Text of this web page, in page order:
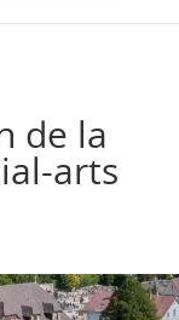
de la
arts